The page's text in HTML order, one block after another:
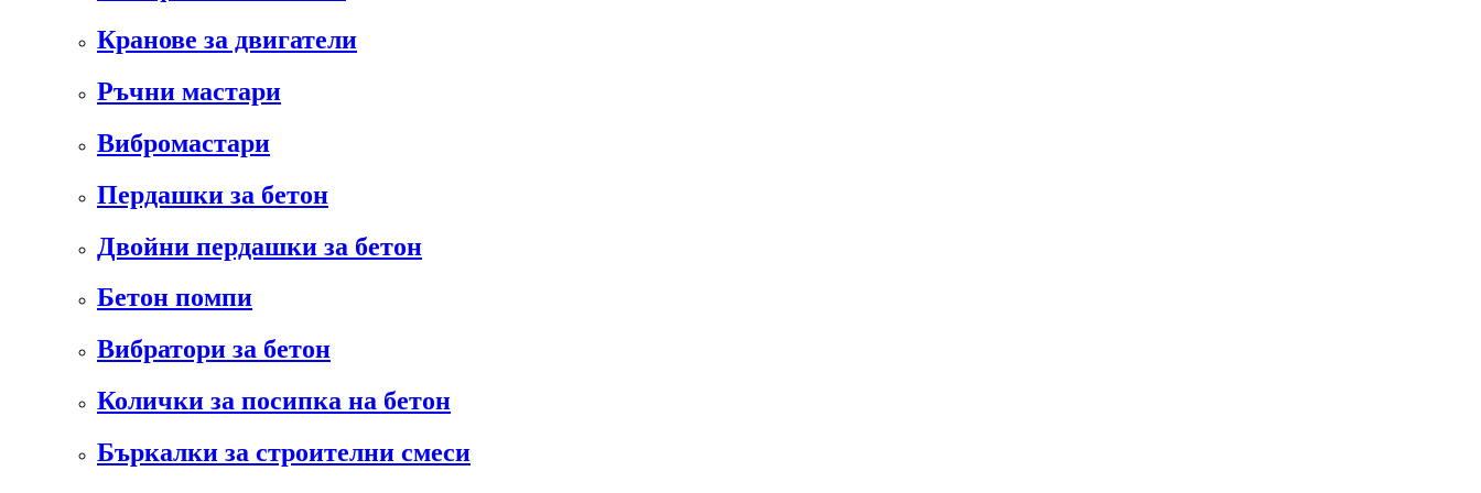
Кранове за двигатели
Ръчни мастари
Вибромастари
Пердашки за бетон
Двойни пердашки за бетон
Бетон помпи
Вибратори за бетон
Колички за посипка на бетон
Бъркалки за строителни смеси